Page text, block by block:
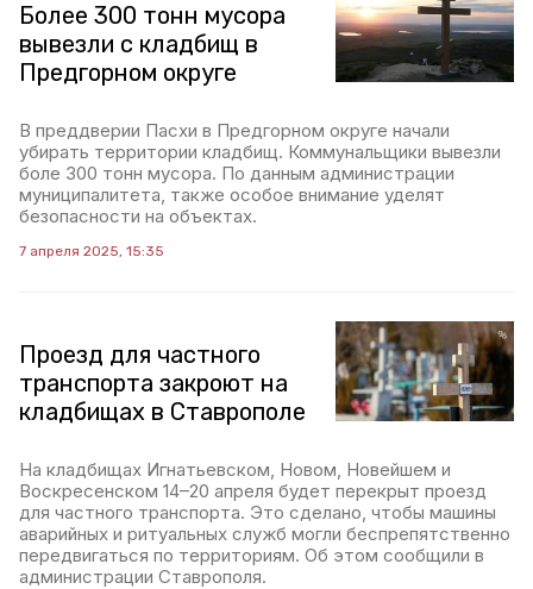
Более 300 тонн мусора
вывезли с кладбищ в
Предгорном округе
В преддверии Пасхи в Предгорном округе начали
убирать территории кладбищ. Коммунальщики вывезли
боле 300 тонн мусора. По данным администрации
муниципалитета, также особое внимание уделят
безопасности на объектах.
7 апреля 2025, 15:35
Проезд для частного
транспорта закроют на
кладбищах в Ставрополе
На кладбищах Игнатьевском, Новом, Новейшем и
Воскресенском 14–20 апреля будет перекрыт проезд
для частного транспорта. Это сделано, чтобы машины
аварийных и ритуальных служб могли беспрепятственно
передвигаться по территориям. Об этом сообщили в
администрации Ставрополя.